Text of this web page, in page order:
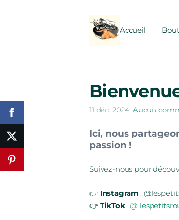
Accueil
11 déc. 2024, Aucun
Ici, nous
passion !
Suivez-nous pour
👉 Instagram :
👉 TikTok:@